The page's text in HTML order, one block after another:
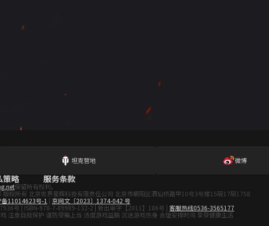
坦克营地 微博
策略 服务条款
保留所有权利。
权所有 北京世界星辉科技有限责任公司 北京市朝阳区酒仙桥路甲10号3号楼15层17层1758
备11014623号-1 | 京网文〔2023〕1374-042 号
号 | ISBN-978-7-89989-132-2 | 新出审字【2011】186号 | 客服热线0536-3565177
注意自我保护 谨防受骗上当 适度游戏益脑 沉迷游戏伤身 合理安排时间 享受健康生活